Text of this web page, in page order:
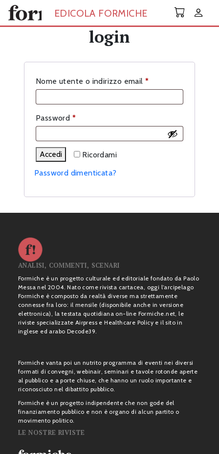
Skip to main content
EDICOLA FORMICHE
login
Nome utente o indirizzo email *Richiesto
Password *Richiesto
Ricordami
Accedi
Password dimenticata?
ANALISI, COMMENTI, SCENARI
Formiche è un progetto culturale ed editoriale fondato da Paolo
Messa nel 2004. Nato come rivista cartacea, oggi l’arcipelago
Formiche è composto da realtà diverse ma strettamente
connesse fra loro: il mensile (disponibile anche in versione
elettronica), la testata quotidiana on-line Formiche.net, le
riviste specializzate Airpress e Healthcare Policy e il sito in
inglese ed arabo Decode39.
Formiche vanta poi un nutrito programma di eventi nei diversi
formati di convegni, webinair, seminari e tavole rotonde aperte
al pubblico e a porte chiuse, che hanno un ruolo importante e
riconosciuto nel dibattito pubblico.
Formiche è un progetto indipendente che non gode del
finanziamento pubblico e non è organo di alcun partito o
movimento politico.
LE NOSTRE RIVISTE